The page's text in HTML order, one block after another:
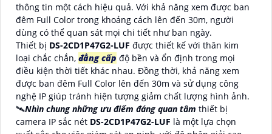
thông tin một cách hiệu quả. Với khả năng xem được ban
đêm Full Color trong khoảng cách lên đến 30m, người
dùng có thể quan sát mọi chi tiết như ban ngày.
Thiết bị DS-2CD1P47G2-LUF được thiết kế với thân kim
loại chắc chắn, đẳng cấp độ bền và ổn định trong mọi
điều kiện thời tiết khác nhau. Đồng thời, khả năng xem
được ban đêm Full Color lên đến 30m và sử dụng công
nghệ IP giúp tránh hiện tượng giảm chất lượng hình ảnh.
🛰Nhìn chung những ưu điểm đáng quan tâm thiết bị
camera IP sắc nét DS-2CD1P47G2-LUF là một lựa chọn